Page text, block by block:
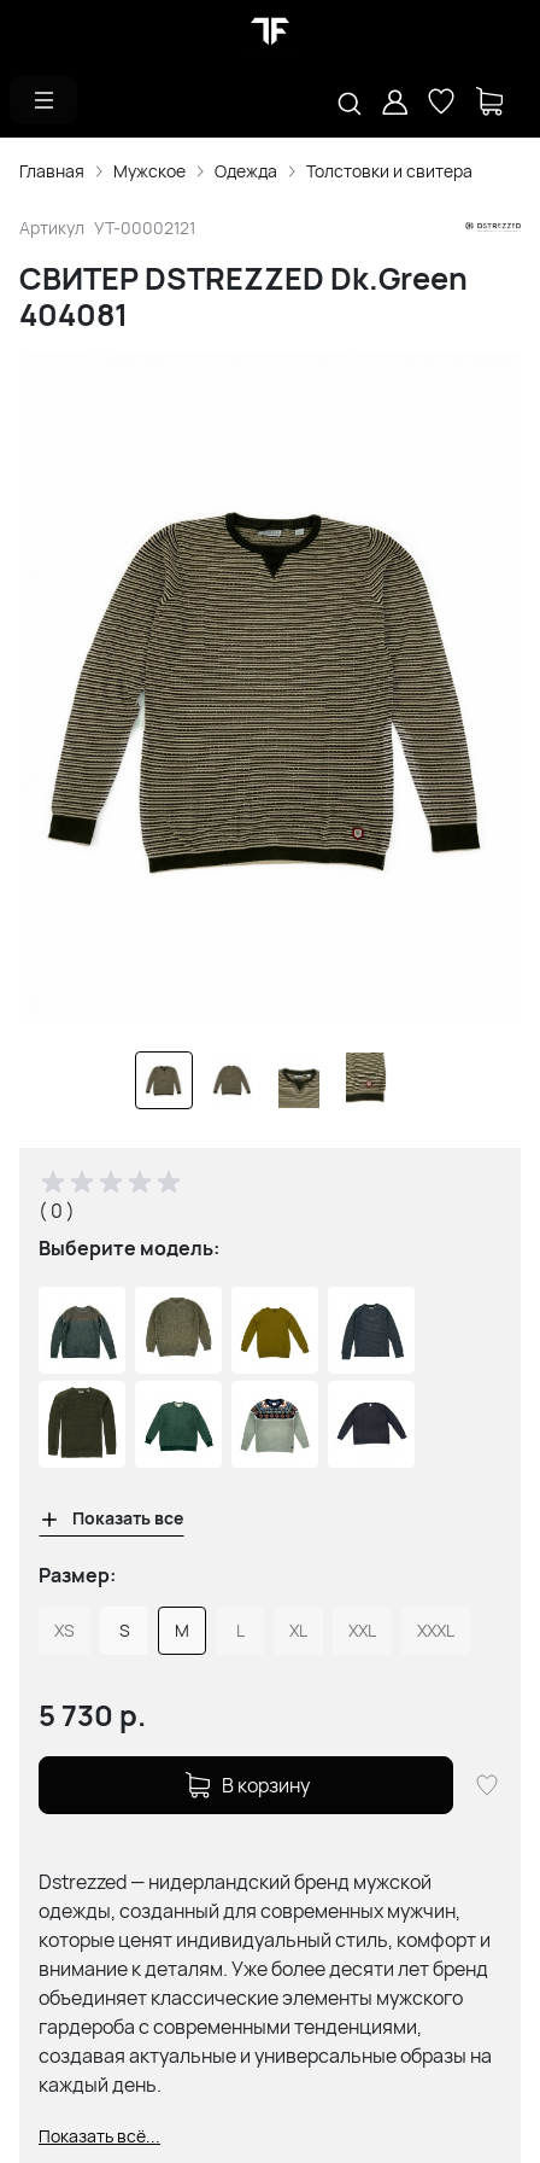
Главная Мужское Одежда Толстовки и свитера
Артикул УТ-00002121
СВИТЕР DSTREZZED Dk.Green
404081
( 0 )
Выберите модель:
Показать все
Размер:
XS S M L XL XXL XXXL
5 730 р.
В корзину
Dstrezzed — нидерландский бренд мужской
одежды, созданный для современных мужчин,
которые ценят индивидуальный стиль, комфорт и
внимание к деталям. Уже более десяти лет бренд
объединяет классические элементы мужского
гардероба с современными тенденциями,
создавая актуальные и универсальные образы на
каждый день.
В основе философии Dstrezzed лежит идея «Don’t
Показать всё...